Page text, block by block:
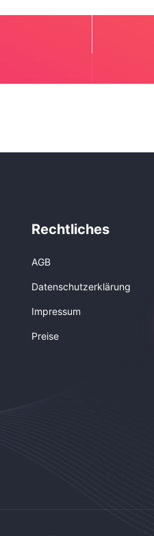
Rechtliches
AGB
Datenschutzerklärung
Impressum
Preise